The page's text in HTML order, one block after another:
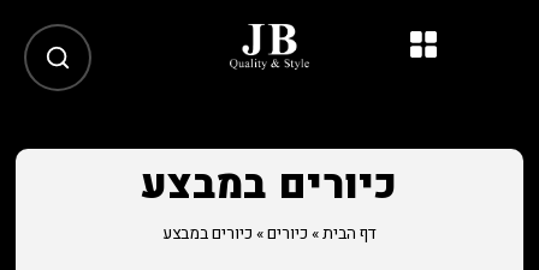
כיורים במבצע
דף הבית» כיורים» כיורים במבצע